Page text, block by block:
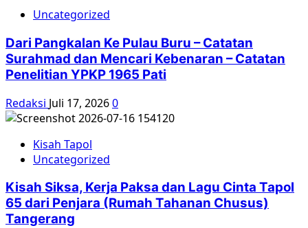
Uncategorized
Dari Pangkalan Ke Pulau Buru – Catatan
Surahmad dan Mencari Kebenaran – Catatan
Penelitian YPKP 1965 Pati
Redaksi Juli 17, 20260
Kisah Tapol
Uncategorized
Kisah Siksa, Kerja Paksa dan Lagu Cinta Tapol
65 dari Penjara (Rumah Tahanan Chusus)
Tangerang